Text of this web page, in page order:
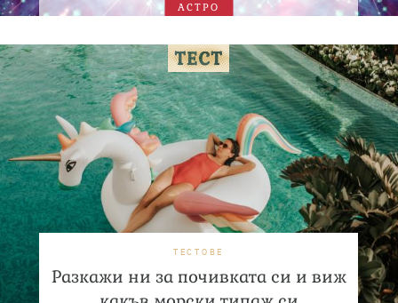
АСТРО
ТЕСТОВЕ
Разкажи ни за почивката си и виж